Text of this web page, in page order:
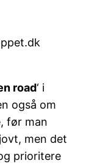
road‘ i
også om
før man
men det
prioritere